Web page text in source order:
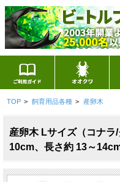
TOP > 飼育用品各種 > 産卵木
産卵木 Lサイズ（コナラ
10cm、長さ約 13～14cm